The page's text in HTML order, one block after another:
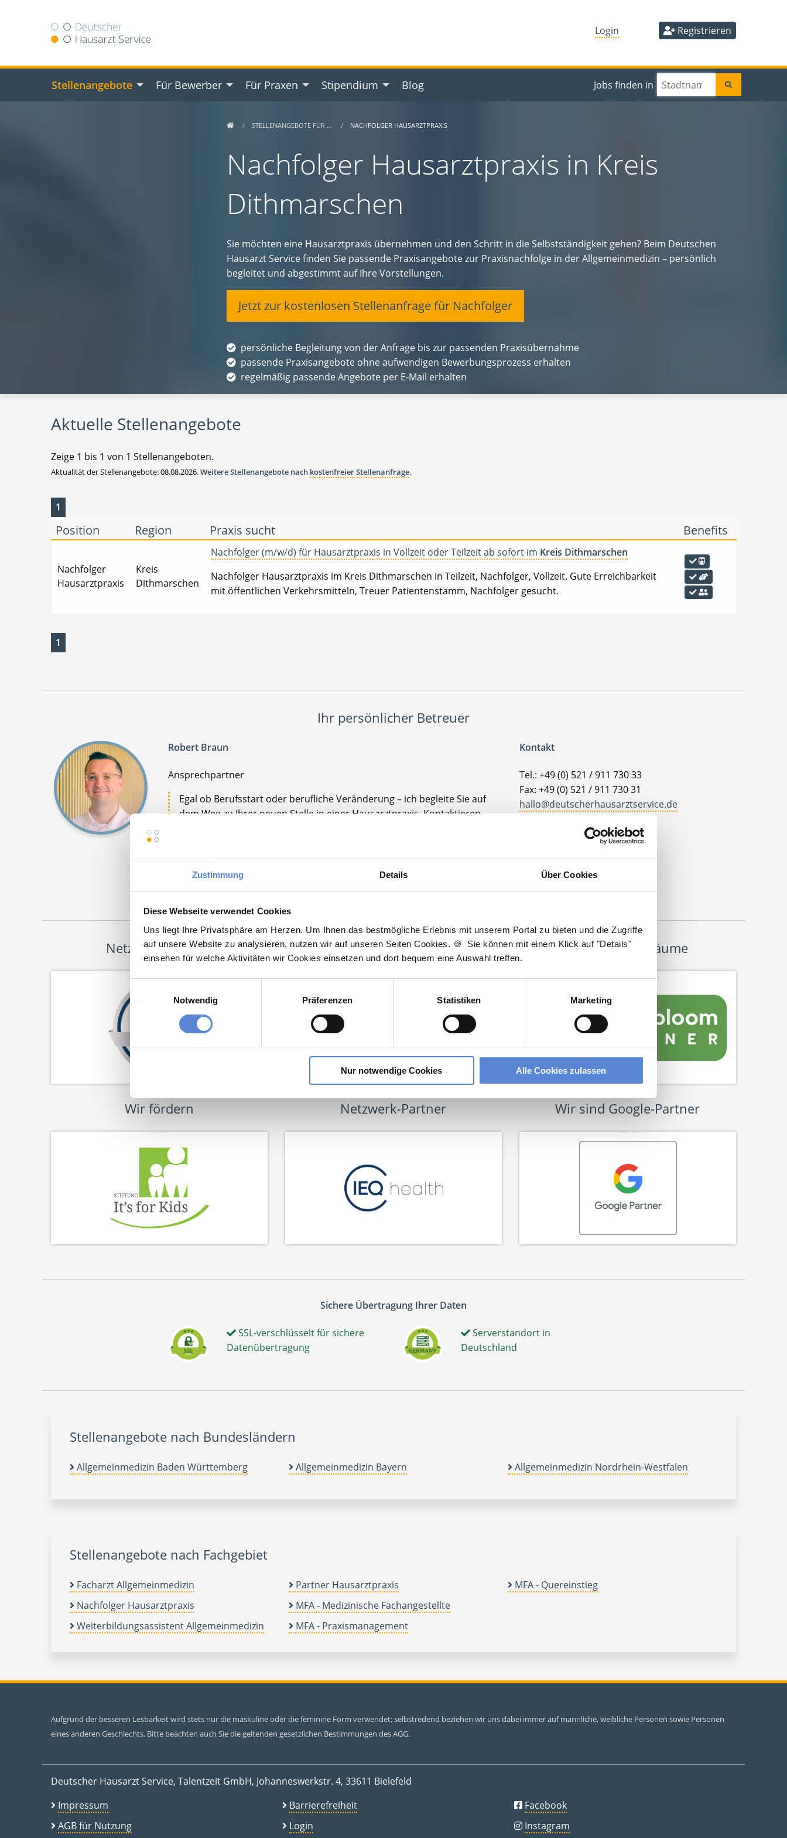
Zustimmung Details Über Cookies
Diese Webseite verwendet Cookies
Uns liegt Ihre Privatsphäre am Herzen. Um Ihnen das bestmögliche Erlebnis mit unserem Portal zu bieten und die Zugriffe
auf unsere Website zu analysieren, nutzen wir auf unseren Seiten Cookies. 🍪 Sie können mit einem Klick auf "Details"
einsehen für welche Aktivitäten wir Cookies einsetzen und dort bequem eine Auswahl treffen.
Notwendig
Präferenzen Statistiken Marketing
Nur notwendige Cookies Alle Cookies zulassen
Login Registrieren
Stellenangebote Für Bewerber Für Praxen Stipendium Blog Jobs finden in
STELLENANGEBOTE FÜR … NACHFOLGER HAUSARZTPRAXIS
Nachfolger Hausarztpraxis in Kreis
Dithmarschen
Sie möchten eine Hausarztpraxis übernehmen und den Schritt in die Selbstständigkeit gehen? Beim Deutschen
Hausarzt Service finden Sie passende Praxisangebote zur Praxisnachfolge in der Allgemeinmedizin – persönlich
begleitet und abgestimmt auf Ihre Vorstellungen.
Jetzt zur kostenlosen Stellenanfrage für Nachfolger
persönliche Begleitung von der Anfrage bis zur passenden Praxisübernahme
passende Praxisangebote ohne aufwendigen Bewerbungsprozess erhalten
regelmäßig passende Angebote per E-Mail erhalten
Aktuelle Stellenangebote
Zeige 1 bis 1 von 1 Stellenangeboten.
Aktualität der Stellenangebote: 08.08.2026.Weitere Stellenangebote nach kostenfreier Stellenanfrage.
1
Position Region Praxis sucht Benefits
Nachfolger
Hausarztpraxis
Kreis
Dithmarschen
Nachfolger (m/w/d) für Hausarztpraxis in Vollzeit oder Teilzeit ab sofort im Kreis Dithmarschen
Nachfolger Hausarztpraxis im Kreis Dithmarschen in Teilzeit, Nachfolger, Vollzeit. Gute Erreichbarkeit
mit öffentlichen Verkehrsmitteln, Treuer Patientenstamm, Nachfolger gesucht.
1
Ihr persönlicher Betreuer
Robert Braun
Ansprechpartner
Egal ob Berufsstart oder berufliche Veränderung – ich begleite Sie auf
dem Weg zu Ihrer neuen Stelle in einer Hausarztpraxis. Kontaktieren
Jetzt zur kostenlosen Stellenanfrage
Kontakt
Tel.: +49 (0) 521 / 911 730 33
Fax: +49 (0) 521 / 911 730 31
hallo@deutscherhausarztservice.de
Johanneswerkstr. 4
Netzwerk-Partner Wir sind Unterstützer Wir pflanzen Bäume
Wir fördern Netzwerk-Partner Wir sind Google-Partner
Sichere Übertragung Ihrer Daten
SSL-verschlüsselt für sichere
Datenübertragung
Serverstandort in
Deutschland
Stellenangebote nach Bundesländern
Allgemeinmedizin Baden Württemberg Allgemeinmedizin Bayern Allgemeinmedizin Nordrhein-Westfalen
Stellenangebote nach Fachgebiet
Facharzt Allgemeinmedizin
Nachfolger Hausarztpraxis
Weiterbildungsassistent Allgemeinmedizin
Partner Hausarztpraxis
MFA - Medizinische Fachangestellte
MFA - Praxismanagement
MFA - Quereinstieg
Aufgrund der besseren Lesbarkeit wird stets nur die maskuline oder die feminine Form verwendet; selbstredend beziehen wir uns dabei immer auf männliche, weibliche Personen sowie Personen
eines anderen Geschlechts. Bitte beachten auch Sie die geltenden gesetzlichen Bestimmungen des AGG.
Deutscher Hausarzt Service, Talentzeit GmbH, Johanneswerkstr. 4, 33611 Bielefeld
Impressum
AGB für Nutzung
Barrierefreiheit
Login
Facebook
Instagram